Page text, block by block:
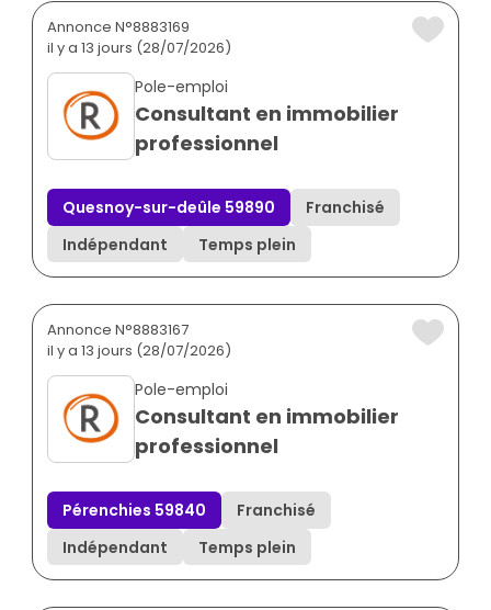
Annonce N°8883169
il y a 13 jours (28/07/2026)
Pole-emploi
Consultant en immobilier
professionnel
Quesnoy-sur-deûle 59890
Franchisé
Indépendant
Temps plein
Annonce N°8883167
il y a 13 jours (28/07/2026)
Pole-emploi
Consultant en immobilier
professionnel
Pérenchies 59840
Franchisé
Indépendant
Temps plein